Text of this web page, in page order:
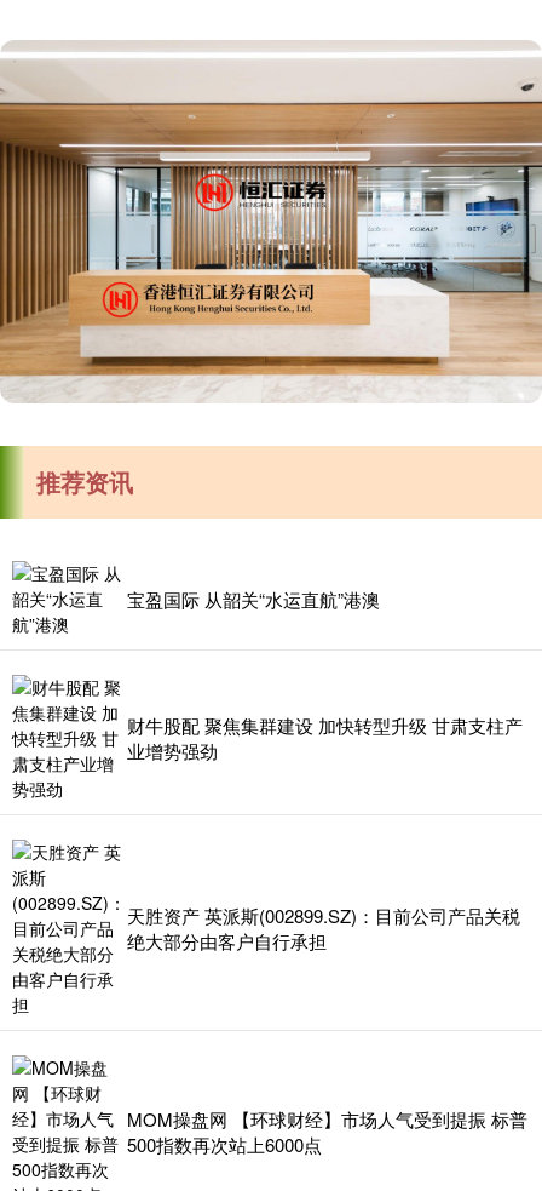
推荐资讯
宝盈国际 从韶关“水运直航”港澳
财牛股配 聚焦集群建设 加快转型升级 甘肃支柱产
业增势强劲
天胜资产 英派斯(002899.SZ)：目前公司产品关税
绝大部分由客户自行承担
MOM操盘网 【环球财经】市场人气受到提振 标普
500指数再次站上6000点